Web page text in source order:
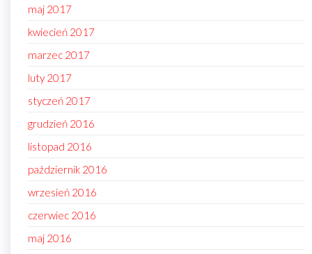
maj 2017
kwiecień 2017
marzec 2017
luty 2017
styczeń 2017
grudzień 2016
listopad 2016
październik 2016
wrzesień 2016
czerwiec 2016
maj 2016